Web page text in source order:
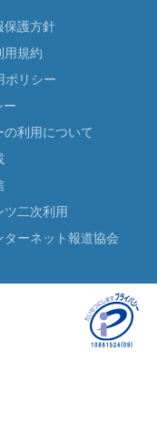
保護方針
用規約
ポリシー
ー
の利用について
ツ二次利用
ターネット報道協会